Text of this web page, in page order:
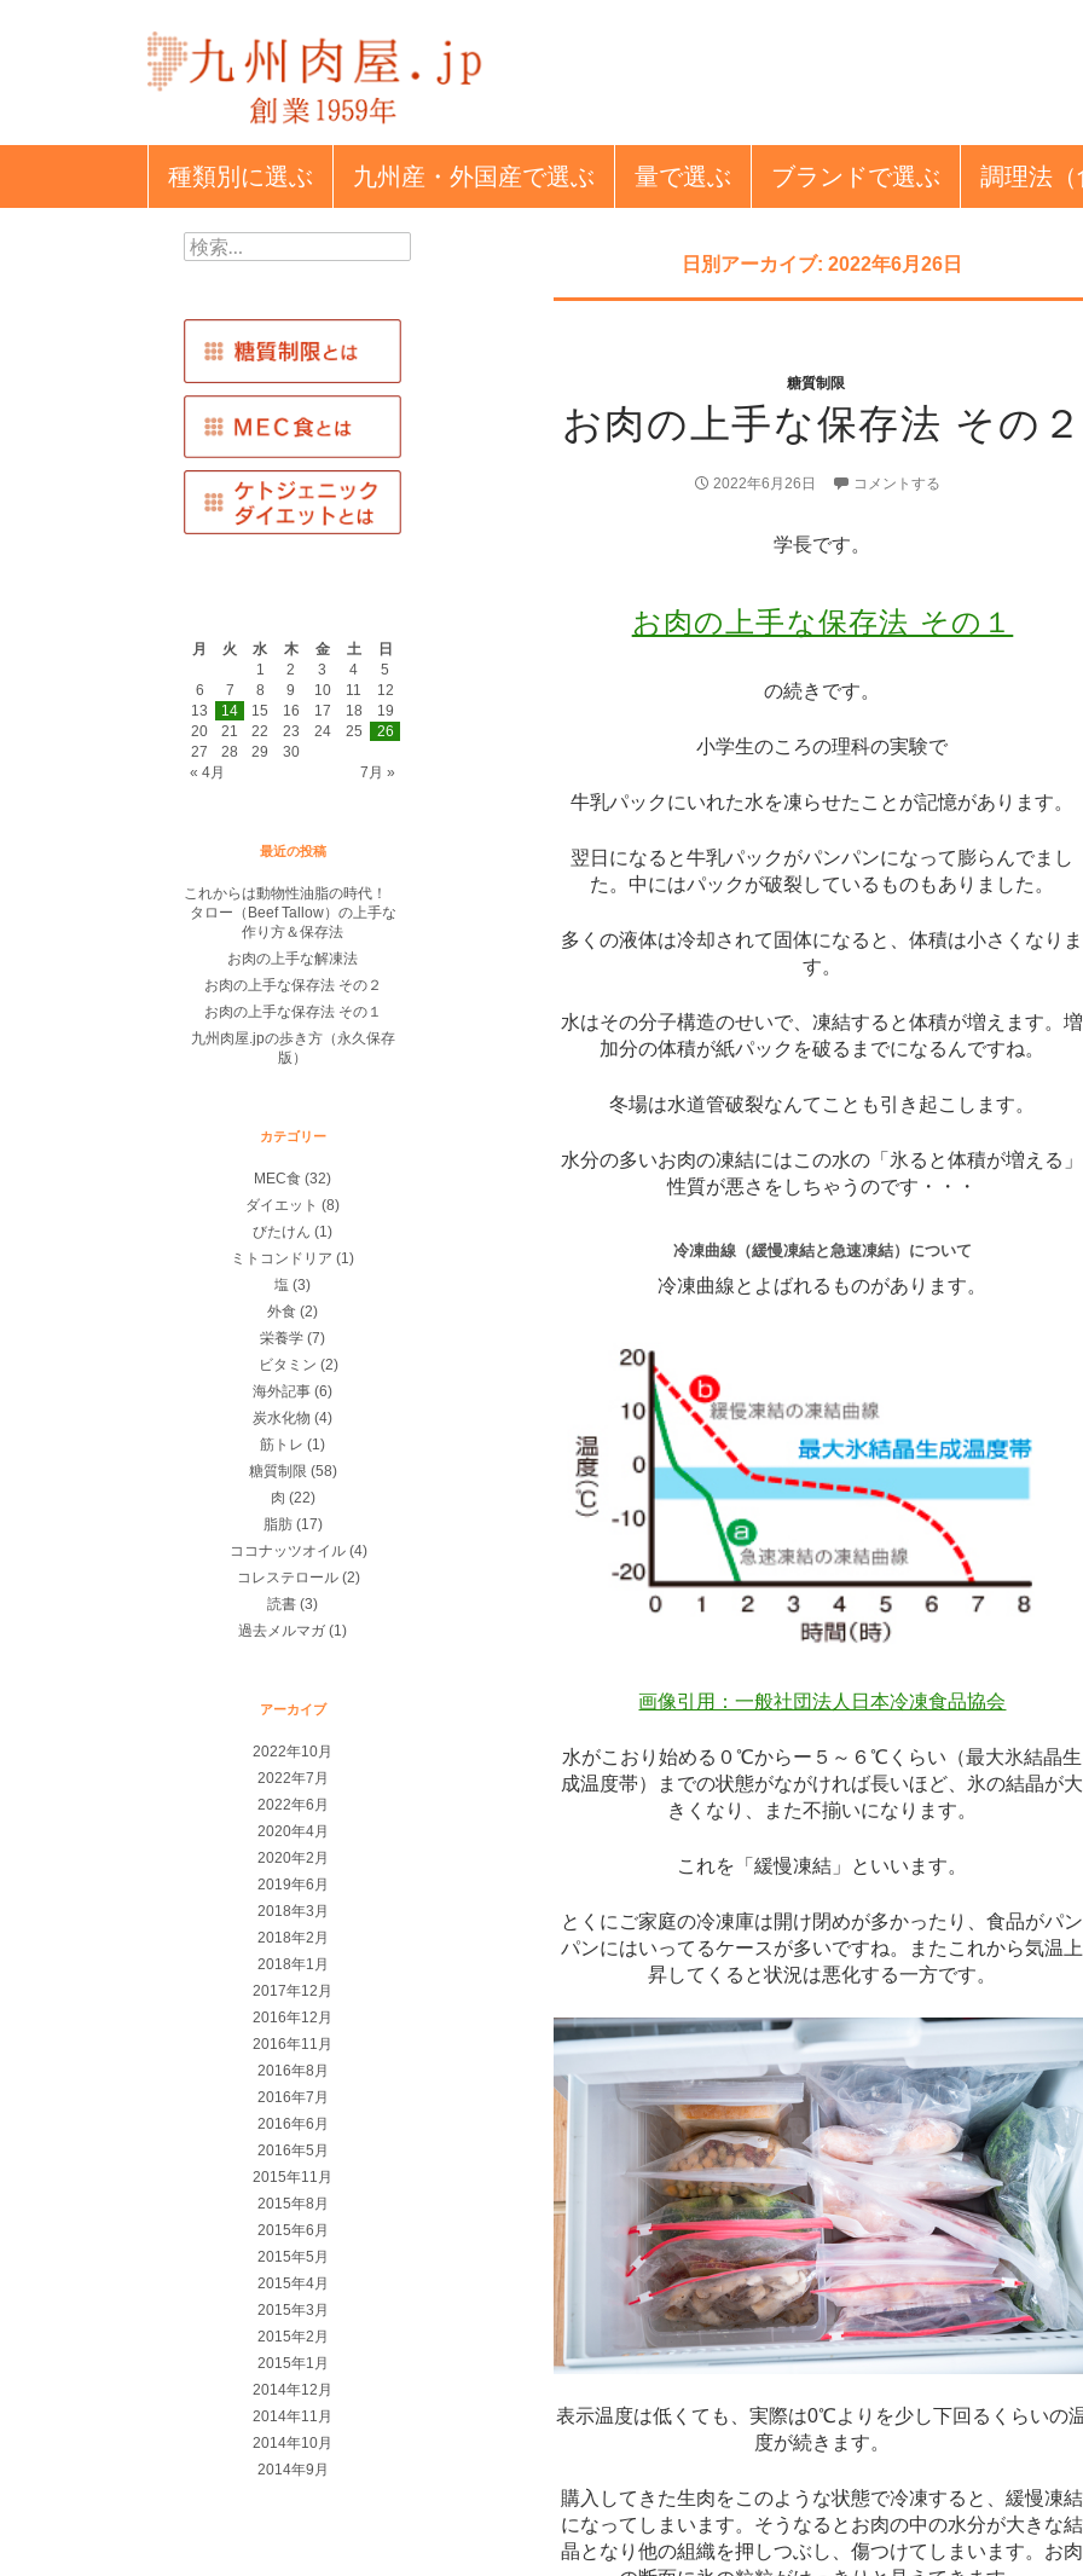
種類別 に選ぶ 九州産・外国産で選ぶ 量で選ぶ ブランドで選ぶ 調理法
日別アーカイブ: 2022年6月26日
糖質制限
お肉の上手な保存法 その２
2022年6月26日 コメントする
学長です。
お肉の上手な保存法 その１
の続きです。
小学生のころの理科の実験で
牛乳パックにいれた水を凍らせたことが記憶があります。
翌日になると牛乳パックがパンパンになって膨らんでまし
た。中にはパックが破裂しているものもありました。
多くの液体は冷却されて固体になると、体積は小さくなりま
す。
水はその分子構造のせいで、凍結すると体積が増えます。増
加分の体積が紙パックを破るまでになるんですね。
冬場は水道管破裂なんてことも引き起こします。
水分の多いお肉の凍結にはこの水の「氷ると体積が増える」
性質が悪さをしちゃうのです・・・
冷凍曲線（緩慢凍結と急速凍結）について
冷凍曲線とよばれるものがあります。
画像引用：一般社団法人日本冷凍食品協会
水がこおり始める０℃からー５～６℃くらい（最大氷結晶生
成温度帯）までの状態がながければ長いほど、氷の結晶が大
きくなり、また不揃いになります。
これを「緩慢凍結」といいます。
とくにご家庭の冷凍庫は開け閉めが多かったり、食品がパン
パンにはいってるケースが多いですね。またこれから気温上
昇してくると状況は悪化する一方です。
表示温度は低くても、実際は0℃よりを少し下回るくらいの
度が続きます。
購入してきた生肉をこのような状態で冷凍すると、緩慢凍結
になってしまいます。そうなるとお肉の中の水分が大きな結
晶となり他の組織を押しつぶし、傷つけてしまいます。お肉
検
索:
月 火 水 木 金 土
日
1
2 3 4
5
6
7 8 9 10 11
12
13
14 15 16 17 18
19
20
21 22 23 24 25
26
27
28 29
30
« 4月
7月 »
最近の投稿
これからは動物性油脂の時代！
タロー（Beef Tallow）の上手な
作り方＆保存法
お肉の上手な解凍法
お肉の上手な保存法 その２
お肉の上手な保存法 その１
九州肉屋.jpの歩き方（永久保存
版）
カテゴリー
MEC食 (32)
ダイエット (8)
びたけん (1)
ミトコンドリア (1)
塩 (3)
外食 (2)
栄養学 (7)
ビタミン (2)
海外記事 (6)
炭水化物 (4)
筋トレ (1)
糖質制限 (58)
肉 (22)
脂肪(17)
ココナッツオイル (4)
コレステロール (2)
読書 (3)
過去メルマガ (1)
アーカイブ
2022年10月
2022年7月
2022年6月
2020年4月
2020年2月
2019年6月
2018年3月
2018年2月
2018年1月
2017年12月
2016年12月
2016年11月
2016年8月
2016年7月
2016年6月
2016年5月
2015年11月
2015年8月
2015年6月
2015年5月
2015年4月
2015年3月
2015年2月
2015年1月
2014年12月
2014年11月
2014年10月
2014年9月